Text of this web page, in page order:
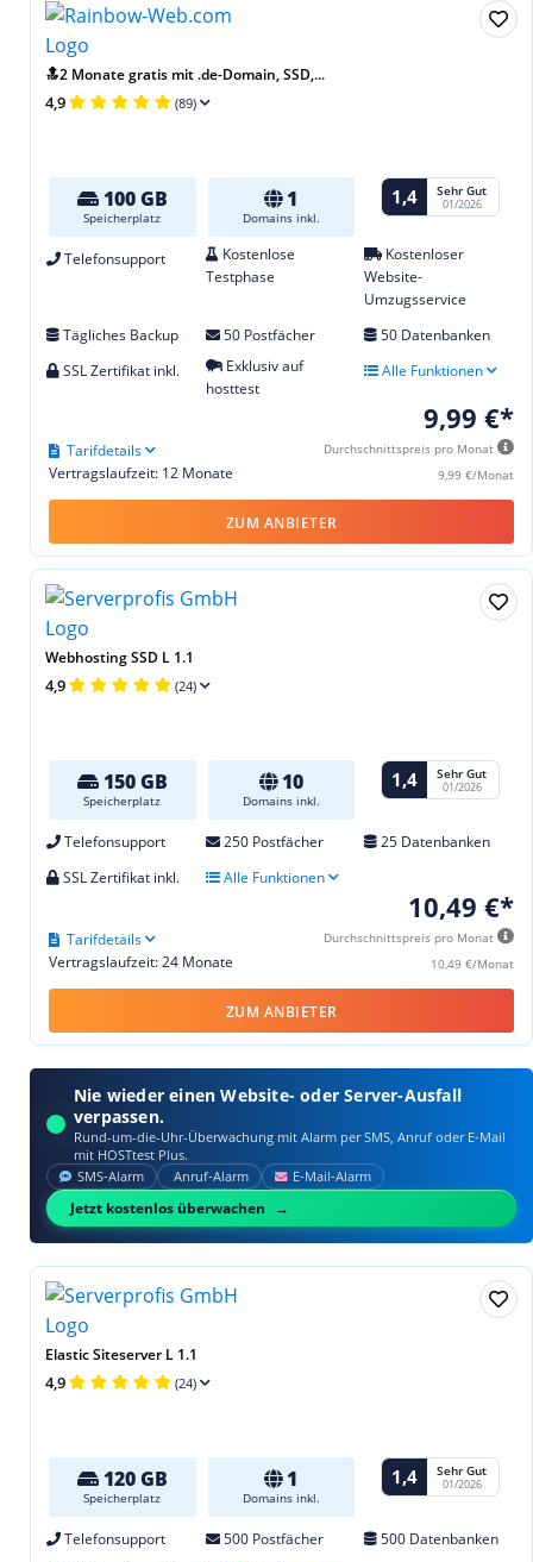
🔝2 Monate gratis mit .de-Domain, SSD,...
4,9 (89)
100 GB
Speicherplatz
1
Domains inkl.
1,4 Sehr Gut
01/2026
Telefonsupport
Kostenlose
Testphase
Kostenloser
Website-
Umzugsservice
Tägliches Backup
50 Postfächer
50 Datenbanken
SSL Zertifikat inkl.
Exklusiv auf
hosttest
Alle Funktionen
9,99 €*
Durchschnittspreis pro Monat
9,99 €/Monat
Vertragslaufzeit: 12 Monate
Tarifdetails
ZUM ANBIETER
Webhosting SSD L 1.1
4,9 (24)
150 GB
Speicherplatz
10
Domains inkl.
1,4 Sehr Gut
01/2026
Telefonsupport 250 Postfächer
25 Datenbanken
SSL Zertifikat inkl.
Alle Funktionen
10,49 €*
Durchschnittspreis pro Monat
10,49 €/Monat
Vertragslaufzeit: 24 Monate
Tarifdetails
ZUM ANBIETER
Nie wieder einen Website- oder Server-Ausfall
verpassen.
Rund-um-die-Uhr-Überwachung mit Alarm per SMS, Anruf oder E‑Mail
mit HOSTtest Plus.
SMS‑Alarm Anruf‑Alarm E‑Mail‑Alarm
Jetzt kostenlos überwachen
Elastic Siteserver L 1.1
4,9 (24)
120 GB
Speicherplatz
1
Domains inkl.
1,4 Sehr Gut
01/2026
Telefonsupport 500 Postfächer
500 Datenbanken